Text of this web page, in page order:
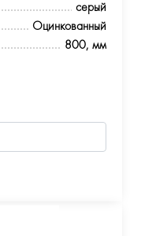
серый
Оцинкованный
800, мм